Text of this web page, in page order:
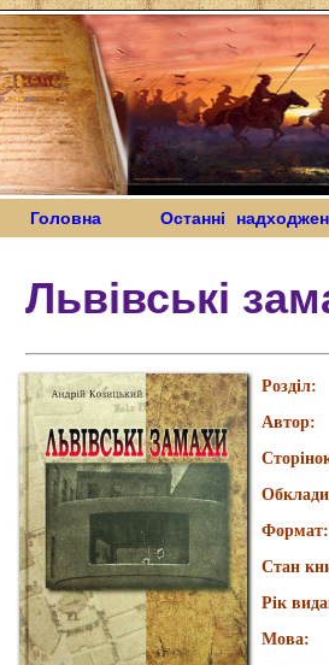
Головна Останні
Львівські
Розділ:
Автор:
Формат:
Стан
Рік
Мова: